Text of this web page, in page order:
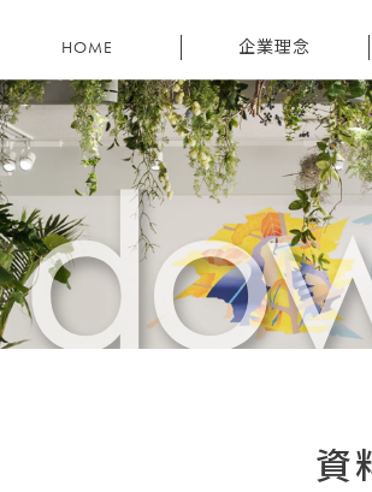
HOME
SERVICE
RECRUITING
TOPICS
INFORMATION
企業理念
CORPORATE
PHILOSOPHY
VISION
資